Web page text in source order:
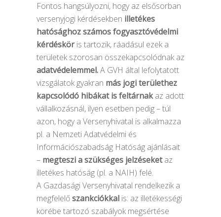
Fontos hangsúlyozni, hogy az elsősorban
versenyjogi kérdésekben illetékes
hatósághoz számos fogyasztóvédelmi
kérdésköris tartozik, ráadásul ezek a
területek szorosan összekapcsolódnak az
adatvédelemmel.A GVH által lefolytatott
vizsgálatok gyakran más jogi területhez
kapcsolódó hibákat is feltárnakaz adott
vállalkozásnál, ilyen esetben pedig – túl
azon, hogy a Versenyhivatal is alkalmazza
pl. a Nemzeti Adatvédelmi és
Információszabadság Hatóság ajánlásait
– megteszi a szükséges jelzéseketaz
illetékes hatóság (pl. a NAIH) felé.
A Gazdasági Versenyhivatal rendelkezik a
megfelelőszankciókkal is: az illetékességi
körébe tartozó szabályok megsértése